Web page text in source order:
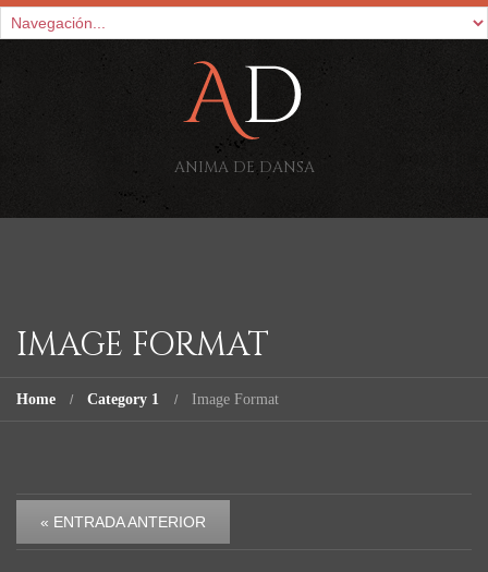
ANIMA DE DANSA
IMAGE FORMAT
Home Category 1 Image Format
« ENTRADA ANTERIOR